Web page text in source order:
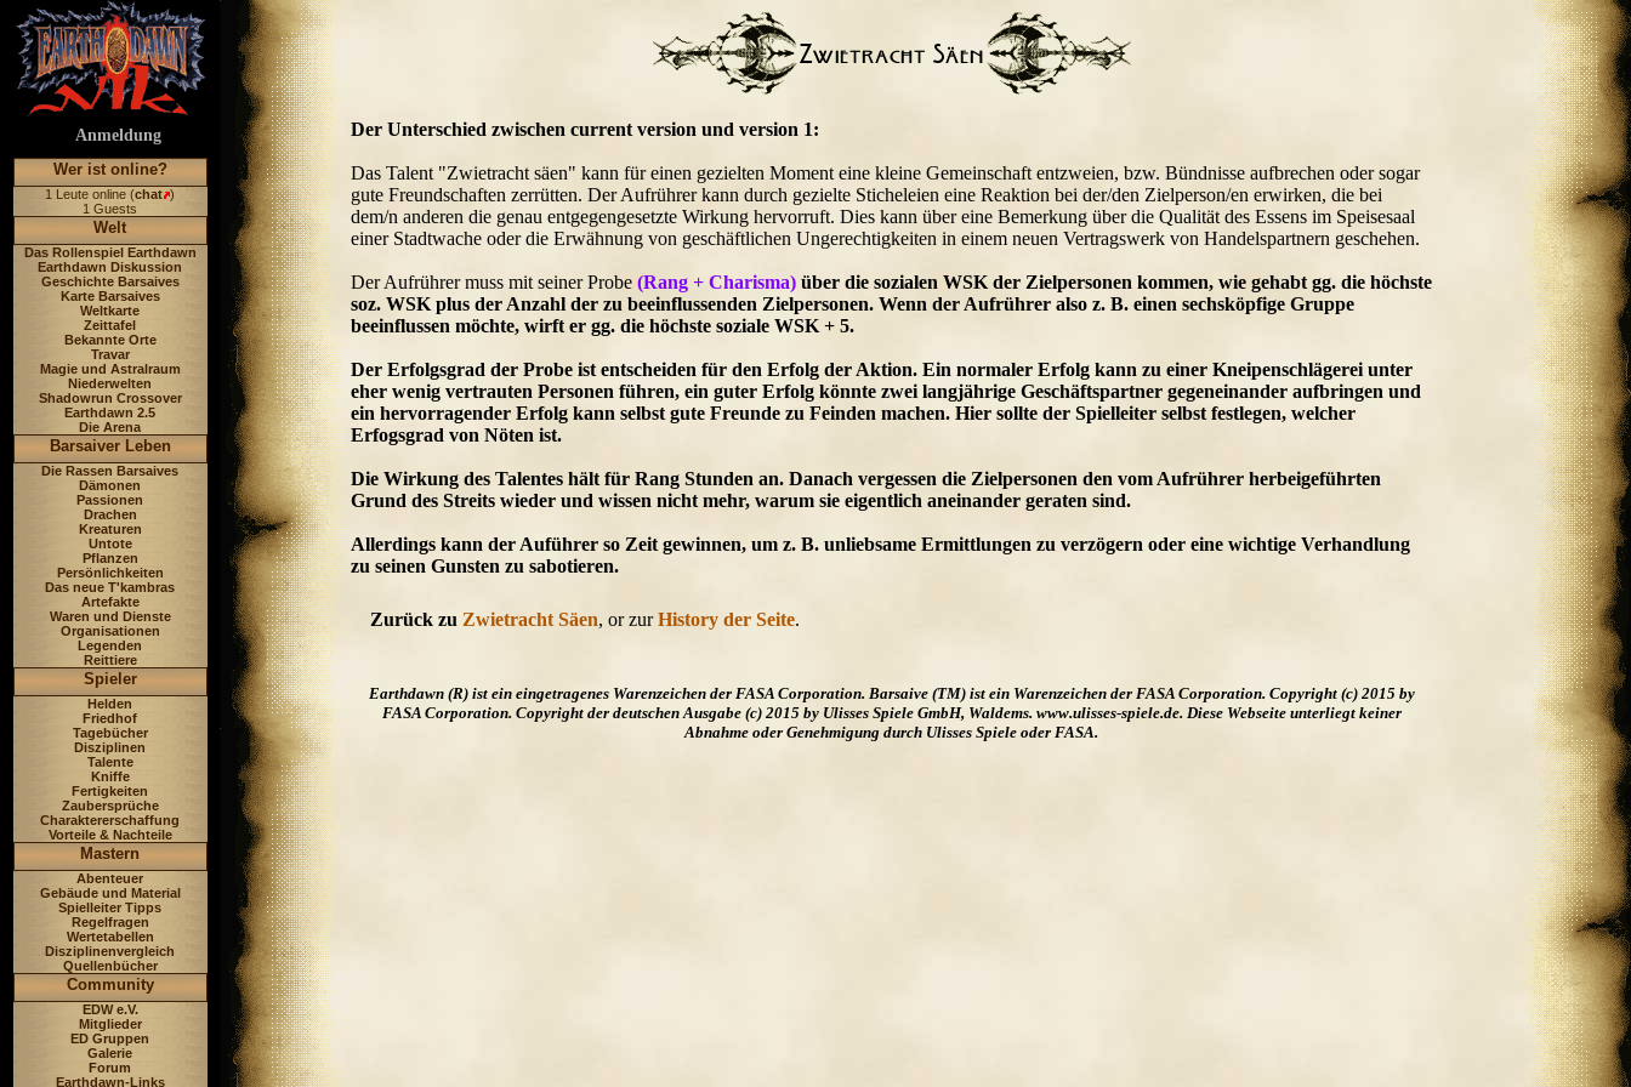
Anmeldung
Wer ist online?
1 Leute online (chat )
1 Guests
Welt
Das Rollenspiel Earthdawn
Earthdawn Diskussion
Geschichte Barsaives
Karte Barsaives
Weltkarte
Zeittafel
Bekannte Orte
Travar
Magie und Astralraum
Niederwelten
Shadowrun Crossover
Earthdawn 2.5
Die Arena
Barsaiver Leben
Die Rassen Barsaives
Dämonen
Passionen
Drachen
Kreaturen
Untote
Pflanzen
Persönlichkeiten
Das neue T'kambras
Artefakte
Waren und Dienste
Organisationen
Legenden
Reittiere
Spieler
Helden
Friedhof
Tagebücher
Disziplinen
Talente
Kniffe
Fertigkeiten
Zaubersprüche
Charaktererschaffung
Vorteile & Nachteile
Mastern
Abenteuer
Gebäude und Material
Spielleiter Tipps
Regelfragen
Wertetabellen
Disziplinenvergleich
Quellenbücher
Community
EDW e.V.
Mitglieder
ED Gruppen
Galerie
Forum
Earthdawn-Links
Der Unterschied zwischen current version und version 1:
Das Talent "Zwietracht säen" kann für einen gezielten Moment eine kleine Gemeinschaft entzweien, bzw. Bündnisse aufbrechen oder sogar
gute Freundschaften zerrütten. Der Aufrührer kann durch gezielte Sticheleien eine Reaktion bei der/den Zielperson/en erwirken, die bei
dem/n anderen die genau entgegengesetzte Wirkung hervorruft. Dies kann über eine Bemerkung über die Qualität des Essens im Speisesaal
einer Stadtwache oder die Erwähnung von geschäftlichen Ungerechtigkeiten in einem neuen Vertragswerk von Handelspartnern geschehen.
Der Aufrührer muss mit seiner Probe (Rang + Charisma) über die sozialen WSK der Zielpersonen kommen, wie gehabt gg. die höchste
soz. WSK plus der Anzahl der zu beeinflussenden Zielpersonen. Wenn der Aufrührer also z. B. einen sechsköpfige Gruppe
beeinflussen möchte, wirft er gg. die höchste soziale WSK + 5.
Der Erfolgsgrad der Probe ist entscheiden für den Erfolg der Aktion. Ein normaler Erfolg kann zu einer Kneipenschlägerei unter
eher wenig vertrauten Personen führen, ein guter Erfolg könnte zwei langjährige Geschäftspartner gegeneinander aufbringen und
ein hervorragender Erfolg kann selbst gute Freunde zu Feinden machen. Hier sollte der Spielleiter selbst festlegen, welcher
Erfogsgrad von Nöten ist.
Die Wirkung des Talentes hält für Rang Stunden an. Danach vergessen die Zielpersonen den vom Aufrührer herbeigeführten
Grund des Streits wieder und wissen nicht mehr, warum sie eigentlich aneinander geraten sind.
Allerdings kann der Auführer so Zeit gewinnen, um z. B. unliebsame Ermittlungen zu verzögern oder eine wichtige Verhandlung
zu seinen Gunsten zu sabotieren.
Zurück zu Zwietracht Säen, or zurHistory der Seite.
Earthdawn (R) ist ein eingetragenes Warenzeichen der FASA Corporation. Barsaive (TM) ist ein Warenzeichen der FASA Corporation. Copyright (c) 2015 by
FASA Corporation. Copyright der deutschen Ausgabe (c) 2015 by Ulisses Spiele GmbH, Waldems. www.ulisses-spiele.de. Diese Webseite unterliegt keiner
Abnahme oder Genehmigung durch Ulisses Spiele oder FASA.